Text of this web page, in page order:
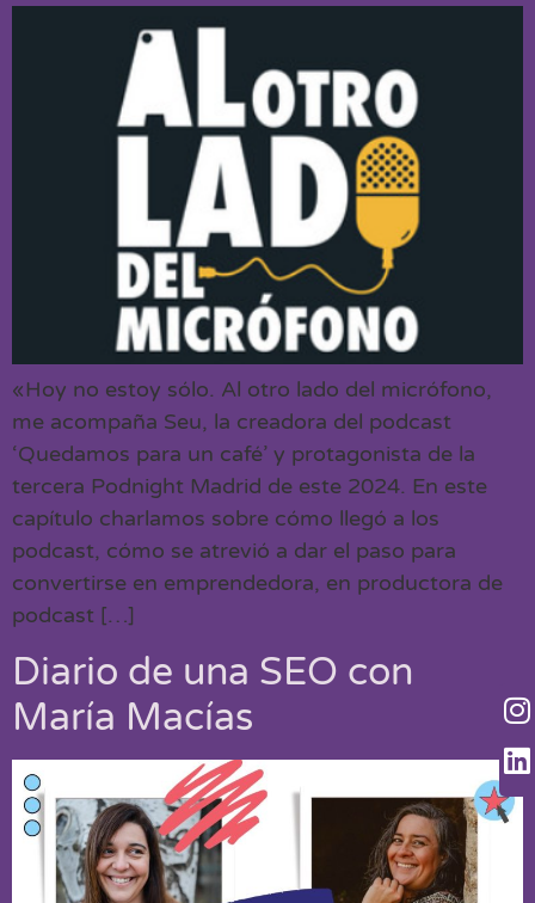
«Hoy no estoy sólo. Al otro lado del micrófono,
me acompaña Seu, la creadora del podcast
‘Quedamos para un café’ y protagonista de la
tercera Podnight Madrid de este 2024. En este
capítulo charlamos sobre cómo llegó a los
podcast, cómo se atrevió a dar el paso para
convertirse en emprendedora, en productora de
podcast […]
Diario de una SEO con
María Macías